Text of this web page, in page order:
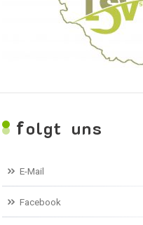
folgt uns
E-Mail
Facebook